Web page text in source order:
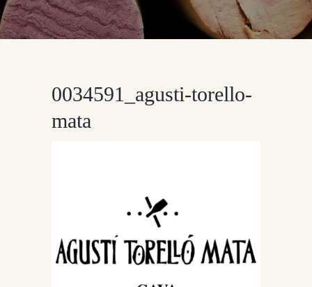
0034591_agusti-torello-
mata